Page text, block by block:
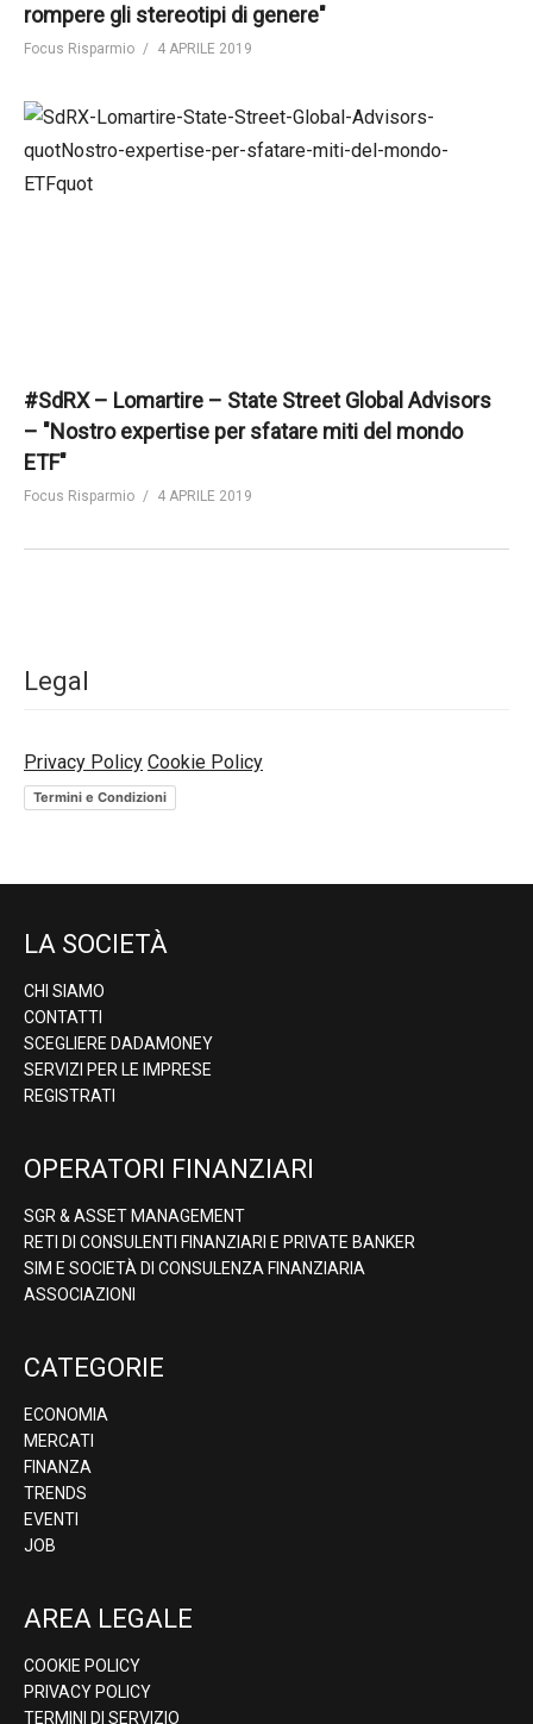
rompere gli stereotipi di genere"
Focus Risparmio 4 APRILE 2019
#SdRX – Lomartire – State Street Global Advisors
– "Nostro expertise per sfatare miti del mondo
ETF"
Focus Risparmio 4 APRILE 2019
Legal
Privacy Policy Cookie Policy
Termini e Condizioni
LA SOCIETÀ
CHI SIAMO
CONTATTI
SCEGLIERE DADAMONEY
SERVIZI PER LE IMPRESE
REGISTRATI
OPERATORI FINANZIARI
SGR & ASSET MANAGEMENT
RETI DI CONSULENTI FINANZIARI E PRIVATE BANKER
SIM E SOCIETÀ DI CONSULENZA FINANZIARIA
ASSOCIAZIONI
CATEGORIE
ECONOMIA
MERCATI
FINANZA
TRENDS
EVENTI
JOB
AREA LEGALE
COOKIE POLICY
PRIVACY POLICY
TERMINI DI SERVIZIO